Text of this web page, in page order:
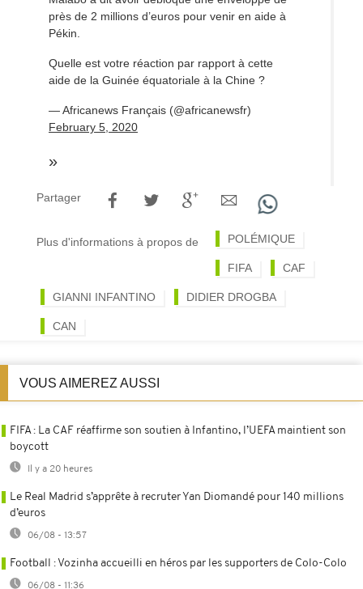
près de 2 millions d’euros pour venir en aide à
Pékin.
Quelle est votre réaction par rapport à cette
aide de la Guinée équatoriale à la Chine ?
— Africanews Français (@africanewsfr)
February 5, 2020
Partager
Plus d'informations à propos de POLÉMIQUE
FIFA CAF
GIANNI INFANTINO DIDIER DROGBA
CAN
VOUS AIMEREZ AUSSI
FIFA : La CAF réaffirme son soutien à Infantino, l’UEFA maintient son
boycott
Il y a 20 heures
Le Real Madrid s’apprête à recruter Yan Diomandé pour 140 millions
d’euros
06/08 - 13:57
Football : Vozinha accueilli en héros par les supporters de Colo-Colo
06/08 - 11:36